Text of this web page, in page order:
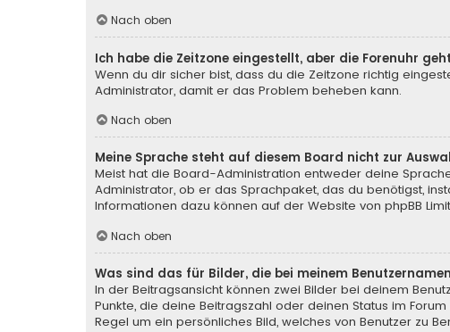
Nach oben
Ich habe die Zeitzone eingestellt, aber die Forenuhr
Wenn du dir sicher bist, dass du die Zeitzone richtig
Administrator, damit er das Problem beheben kann.
Nach oben
Meine Sprache steht auf diesem Board nicht zur
Meist hat die Board-Administration entweder deine
Administrator, ob er das Sprachpaket, das du benötigst,
Informationen dazu können auf der Website von phpBB
Nach oben
Was sind das für Bilder, die bei meinem
In der Beitragsansicht können zwei Bilder bei deinem
Punkte, die deine Beitragszahl oder deinen Status im
Regel um ein persönliches Bild, welches von Benutzer zu